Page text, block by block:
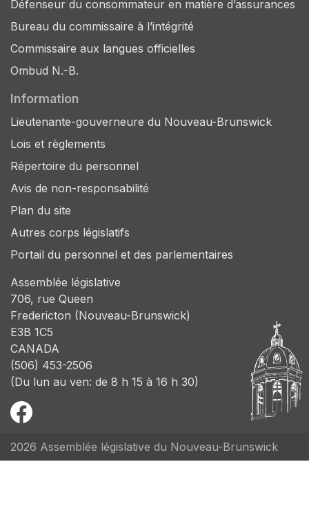
Défenseur du consommateur en matière d’assurances
Bureau du commissaire à l’intégrité
Commissaire aux langues officielles
Ombud N.-B.
Information
Lieutenante-gouverneure du Nouveau-Brunswick
Lois et règlements
Répertoire du personnel
Avis de non-responsabilité
Plan du site
Autres corps législatifs
Portail du personnel et des parlementaires
Assemblée législative
706, rue Queen
Fredericton (Nouveau-Brunswick)
E3B 1C5
CANADA
(506) 453-2506
(Du lun au ven: de 8 h 15 à 16 h 30)
2026 Assemblée législative du Nouveau-Brunswick